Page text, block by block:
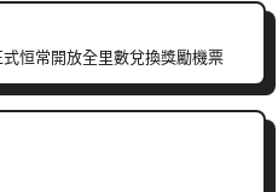
恒常開放全里數兌換獎勵機票